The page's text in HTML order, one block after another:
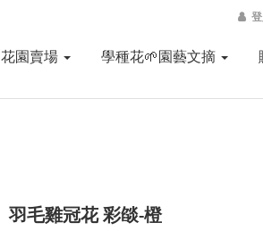
花園賣場 學種花🌱園藝文摘
羽毛雞冠花 彩燄-橙